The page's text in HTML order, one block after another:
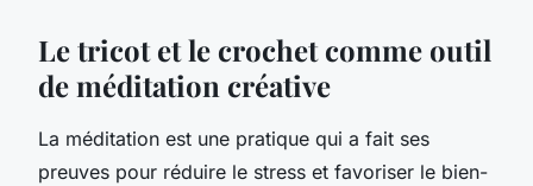
Le tricot et le crochet comme outil
de méditation créative
La méditation est une pratique qui a fait ses
preuves pour réduire le stress et favoriser le bien-